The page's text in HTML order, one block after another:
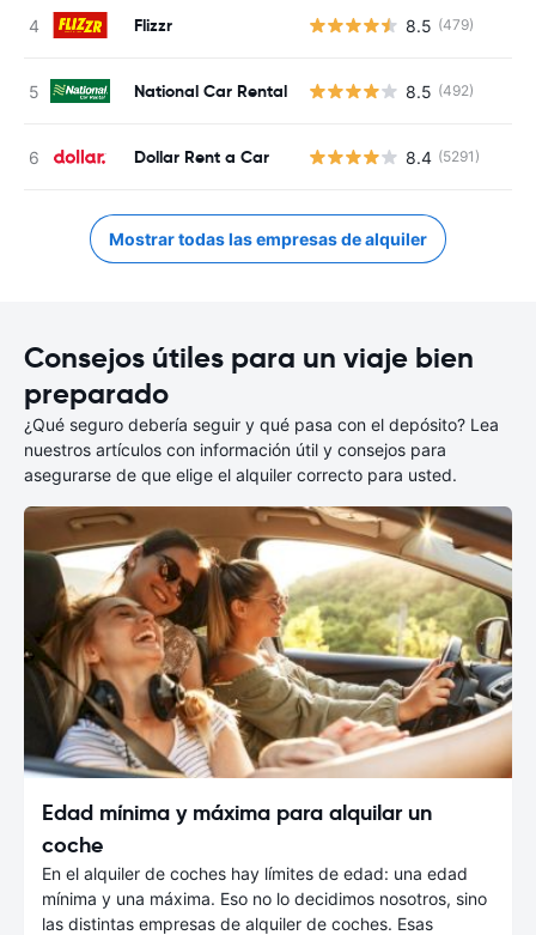
Flizzr 8.5 (479)
National Car Rental 8.5 (492)
Dollar Rent a Car 8.4 (5291)
Mostrar todas las empresas de alquiler
Consejos útiles para un viaje bien
preparado
¿Qué seguro debería seguir y qué pasa con el depósito? Lea
nuestros artículos con información útil y consejos para
asegurarse de que elige el alquiler correcto para usted.
Edad mínima y máxima para alquilar un
coche
En el alquiler de coches hay límites de edad: una edad
mínima y una máxima. Eso no lo decidimos nosotros, sino
las distintas empresas de alquiler de coches. Esas